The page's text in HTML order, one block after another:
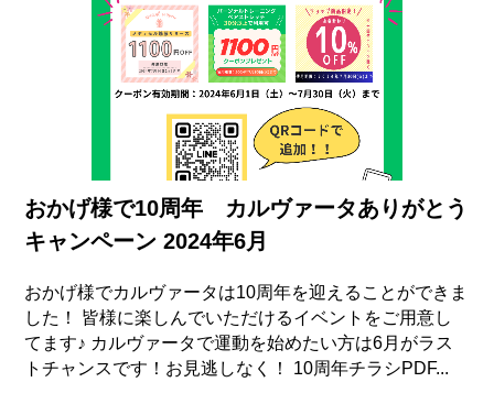
おかげ様で10周年 カルヴァータありがとう
キャンペーン 2024年6月
おかげ様でカルヴァータは10周年を迎えることができま
した！ 皆様に楽しんでいただけるイベントをご用意し
てます♪ カルヴァータで運動を始めたい方は6月がラス
トチャンスです！お見逃しなく！ 10周年チラシPDF...